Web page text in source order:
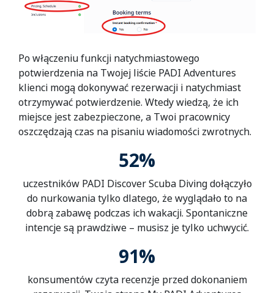
Po włączeniu funkcji natychmiastowego
potwierdzenia na Twojej liście PADI Adventures
klienci mogą dokonywać rezerwacji i natychmiast
otrzymywać potwierdzenie. Wtedy wiedzą, że ich
miejsce jest zabezpieczone, a Twoi pracownicy
oszczędzają czas na pisaniu wiadomości zwrotnych.
52%
uczestników PADI Discover Scuba Diving dołączyło
do nurkowania tylko dlatego, że wyglądało to na
dobrą zabawę podczas ich wakacji. Spontaniczne
intencje są prawdziwe – musisz je tylko uchwycić.
91%
konsumentów czyta recenzje przed dokonaniem